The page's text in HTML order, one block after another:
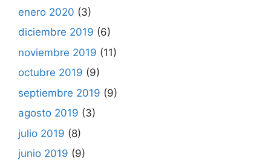
enero 2020 (3)
diciembre 2019 (6)
noviembre 2019 (11)
octubre 2019 (9)
septiembre 2019 (9)
agosto 2019 (3)
julio 2019 (8)
junio 2019 (9)